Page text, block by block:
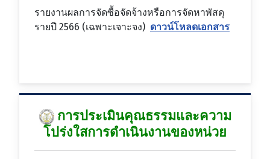
รายงานผลการจัดซื้อจัดจ้างหรือการจัดหาพัสดุ
รายปี 2566 (เฉพาะเจาะจง) ดาวน์โหลดเอกสาร
การประเมินคุณธรรมและความ
โปร่งใสการดำเนินงานของหน่วย